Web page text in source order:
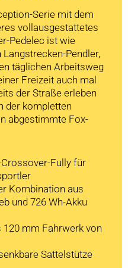
Serie mit dem
vollausgestattetes
Pedelec ist wie
Pendler,
täglichen Arbeitsweg
Freizeit auch mal
der Straße erleben
der kompletten
abgestimmte Fox-
Fully für
Kombination aus
und 726 Wh-Akku
mm Fahrwerk von
Sattelstütze